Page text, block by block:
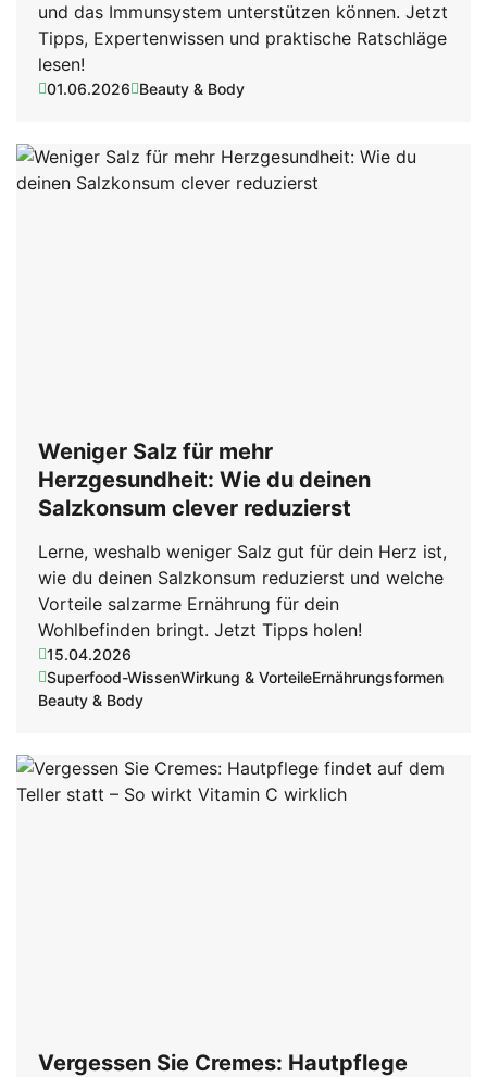
und das Immunsystem unterstützen können. Jetzt
Tipps, Expertenwissen und praktische Ratschläge
lesen!
01.06.2026 Beauty & Body
Weniger Salz für mehr
Herzgesundheit: Wie du deinen
Salzkonsum clever reduzierst
Lerne, weshalb weniger Salz gut für dein Herz ist,
wie du deinen Salzkonsum reduzierst und welche
Vorteile salzarme Ernährung für dein
Wohlbefinden bringt. Jetzt Tipps holen!
15.04.2026
Superfood-WissenWirkung & VorteileErnährungsformen
Beauty & Body
Vergessen Sie Cremes: Hautpflege